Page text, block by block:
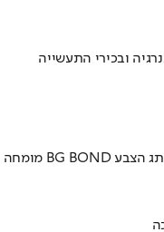
ובכירי התעשייה